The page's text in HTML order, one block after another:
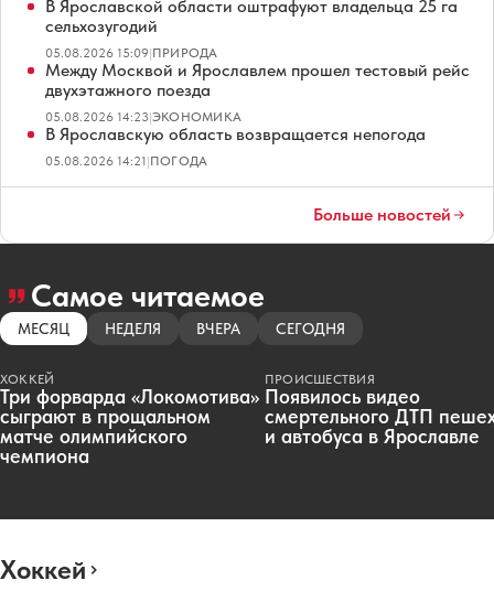
В Ярославской области оштрафуют владельца 25 га
сельхозугодий
05.08.2026 15:09|ПРИРОДА
Между Москвой и Ярославлем прошел тестовый рейс
двухэтажного поезда
05.08.2026 14:23|ЭКОНОМИКА
В Ярославскую область возвращается непогода
05.08.2026 14:21|ПОГОДА
Больше новостей
Самое читаемое
МЕСЯЦ НЕДЕЛЯ ВЧЕРА СЕГОДНЯ
ХОККЕЙ
Три форварда «Локомотива»
сыграют в прощальном
матче олимпийского
чемпиона
ПРОИСШЕСТВИЯ
Появилось видео
смертельного ДТП
и автобуса в Ярославле
Хоккей